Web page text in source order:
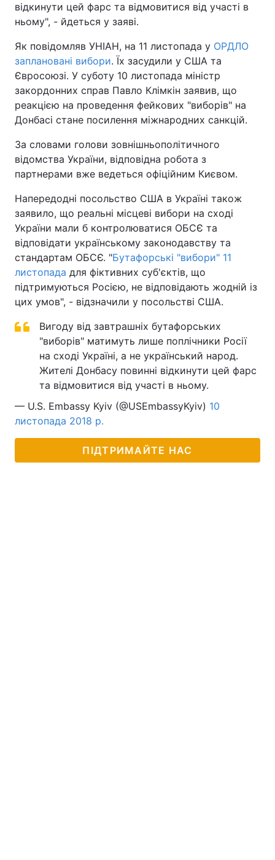
відкинути цей фарс та відмовитися від участі в
ньому", - йдеться у заяві.
Як повідомляв УНІАН, на 11 листопада у ОРДЛО
заплановані вибори. Їх засудили у США та
Євросоюзі. У суботу 10 листопада міністр
закордонних справ Павло Клімкін заявив, що
реакцією на проведення фейкових "виборів" на
Донбасі стане посилення міжнародних санкцій.
За словами голови зовнішньополітичного
відомства України, відповідна робота з
партнерами вже ведеться офіційним Києвом.
Напередодні посольство США в Україні також
заявило, що реальні місцеві вибори на сході
України мали б контролюватися ОБСЄ та
відповідати українському законодавству та
стандартам ОБСЄ. "Бутафорські "вибори" 11
листопада для фіктивних суб'єктів, що
підтримуються Росією, не відповідають жодній із
цих умов", - відзначили у посольстві США.
Вигоду від завтрашніх бутафорських
"виборів" матимуть лише поплічники Росії
на сході Україні, а не український народ.
Жителі Донбасу повинні відкинути цей фарс
та відмовитися від участі в ньому.
— U.S. Embassy Kyiv (@USEmbassyKyiv) 10
листопада 2018 р.
ПІДТРИМАЙТЕ НАС